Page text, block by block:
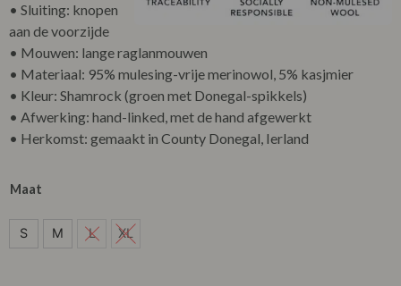
• Sluiting: knopen
aan de voorzijde
• Mouwen: lange raglanmouwen
• Materiaal: 95% mulesing-vrije merinowol, 5% kasjmier
• Kleur: Shamrock (groen met Donegal-spikkels)
• Afwerking: hand-linked, met de hand afgewerkt
• Herkomst: gemaakt in County Donegal, Ierland
Maat
S
S M L XL